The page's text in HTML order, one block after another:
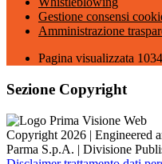
Gestione consensi
Amministrazione
Pagina visualizzata 1034
Sezione Copyright
Copyright 2026 | Engineered
Parma S.p.A. | Divisione